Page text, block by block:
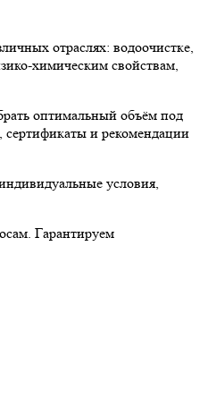
отраслях: водоочистке,
химическим свойствам,
оптимальный объём под
сертификаты и рекомендации
условия,
Гарантируем